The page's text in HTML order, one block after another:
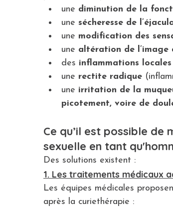
une diminution de la
une sécheresse de
une modification des
une altération de
des inflammations locales
une rectite radique
une irritation de la
picotement, voire de
Ce qu’il est possible
sexuelle en tant
Des solutions existent :
1. Les traitements médicaux
Les équipes médicales
après la curiethérapie :